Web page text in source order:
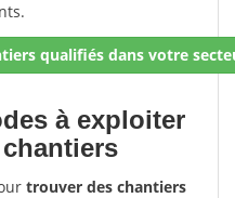
qualifiés dans votre
à exploiter
trouver des chantiers